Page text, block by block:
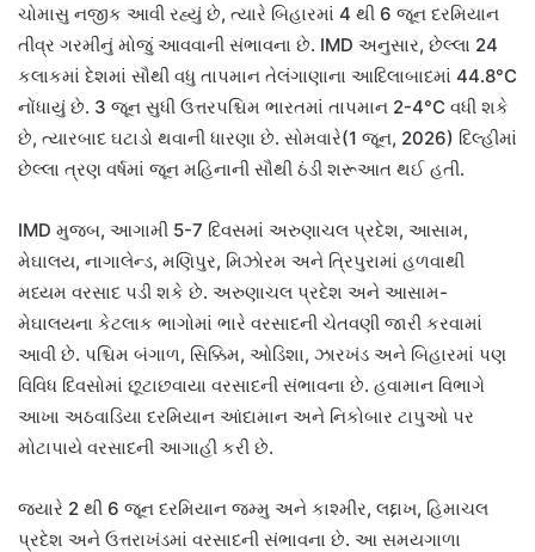
ચોમાસુ નજીક આવી રહ્યું છે, ત્યારે બિહારમાં 4 થી 6 જૂન દરમિયાન
તીવ્ર ગરમીનું મોજું આવવાની સંભાવના છે. IMD અનુસાર, છેલ્લા 24
કલાકમાં દેશમાં સૌથી વધુ તાપમાન તેલંગાણાના આદિલાબાદમાં 44.8°C
નોંધાયું છે. 3 જૂન સુધી ઉત્તરપશ્ચિમ ભારતમાં તાપમાન 2-4°C વધી શકે
છે, ત્યારબાદ ઘટાડો થવાની ધારણા છે. સોમવારે(1 જૂન, 2026) દિલ્હીમાં
છેલ્લા ત્રણ વર્ષમાં જૂન મહિનાની સૌથી ઠંડી શરૂઆત થઈ હતી.
IMD મુજબ, આગામી 5-7 દિવસમાં અરુણાચલ પ્રદેશ, આસામ,
મેઘાલય, નાગાલેન્ડ, મણિપુર, મિઝોરમ અને ત્રિપુરામાં હળવાથી
મધ્યમ વરસાદ પડી શકે છે. અરુણાચલ પ્રદેશ અને આસામ-
મેઘાલયના કેટલાક ભાગોમાં ભારે વરસાદની ચેતવણી જારી કરવામાં
આવી છે. પશ્ચિમ બંગાળ, સિક્કિમ, ઓડિશા, ઝારખંડ અને બિહારમાં પણ
વિવિધ દિવસોમાં છૂટાછવાયા વરસાદની સંભાવના છે. હવામાન વિભાગે
આખા અઠવાડિયા દરમિયાન આંદામાન અને નિકોબાર ટાપુઓ પર
મોટાપાયે વરસાદની આગાહી કરી છે.
જ્યારે 2 થી 6 જૂન દરમિયાન જમ્મુ અને કાશ્મીર, લદ્દાખ, હિમાચલ
પ્રદેશ અને ઉત્તરાખંડમાં વરસાદની સંભાવના છે. આ સમયગાળા